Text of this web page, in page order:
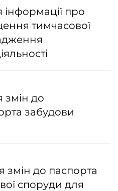
про
тимчасової
до
забудови
змін до паспорта
споруди для